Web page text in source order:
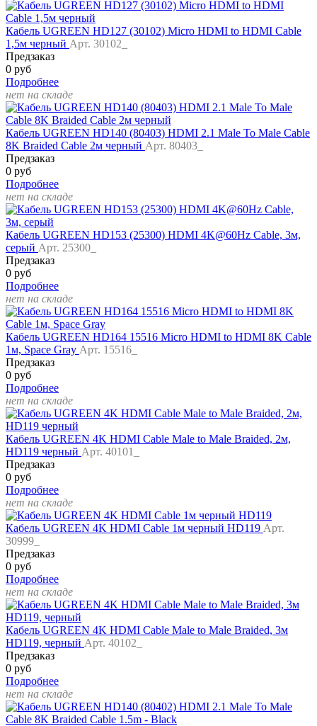
Кабель UGREEN HD127 (30102) Micro HDMI to HDMI Cable
1,5м черный Арт. 30102_
Предзаказ
0 руб
Подробнее
нет на складе
Кабель UGREEN HD140 (80403) HDMI 2.1 Male To Male Cable
8K Braided Cable 2м черный Арт. 80403_
Предзаказ
0 руб
Подробнее
нет на складе
Кабель UGREEN HD153 (25300) HDMI 4K@60Hz Cable, 3м,
серый Арт. 25300_
Предзаказ
0 руб
Подробнее
нет на складе
Кабель UGREEN HD164 15516 Micro HDMI to HDMI 8K Cable
1м, Space Gray Арт. 15516_
Предзаказ
0 руб
Подробнее
нет на складе
Кабель UGREEN 4K HDMI Cable Male to Male Braided, 2м,
HD119 черный Арт. 40101_
Предзаказ
0 руб
Подробнее
нет на складе
Кабель UGREEN 4K HDMI Cable 1м черный HD119 Арт.
30999_
Предзаказ
0 руб
Подробнее
нет на складе
Кабель UGREEN 4K HDMI Cable Male to Male Braided, 3м
HD119, черный Арт. 40102_
Предзаказ
0 руб
Подробнее
нет на складе